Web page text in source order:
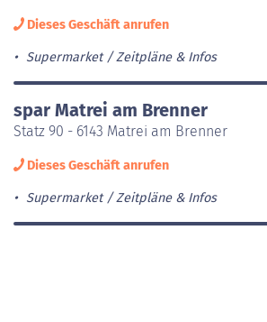
Dieses Geschäft anrufen
Supermarket Zeitpläne & Infos
spar Matrei am Brenner
Statz 90 - 6143 Matrei am Brenner
Dieses Geschäft anrufen
Supermarket Zeitpläne & Infos